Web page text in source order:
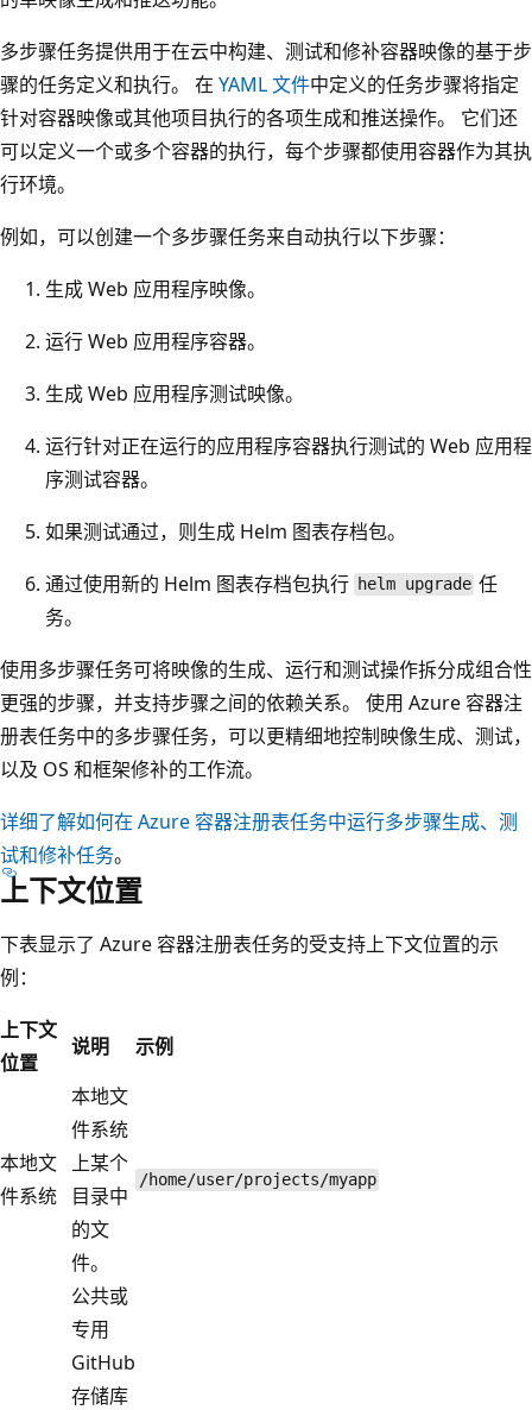
多步骤任务提供用于在云中构建、测试和修补容器映像的基于步
骤的任务定义和执行。 在 YAML 文件中定义的任务步骤将指定
针对容器映像或其他项目执行的各项生成和推送操作。 它们还
可以定义一个或多个容器的执行，每个步骤都使用容器作为其执
行环境。
例如，可以创建一个多步骤任务来自动执行以下步骤：
生成 Web 应用程序映像。
运行 Web 应用程序容器。
生成 Web 应用程序测试映像。
运行针对正在运行的应用程序容器执行测试的 Web 应用程
序测试容器。
如果测试通过，则生成 Helm 图表存档包。
通过使用新的 Helm 图表存档包执行 helm upgrade 任
务。
使用多步骤任务可将映像的生成、运行和测试操作拆分成组合性
更强的步骤，并支持步骤之间的依赖关系。 使用 Azure 容器注
册表任务中的多步骤任务，可以更精细地控制映像生成、测试，
以及 OS 和框架修补的工作流。
详细了解如何在 Azure 容器注册表任务中运行多步骤生成、测
试和修补任务。
上下文位置
下表显示了 Azure 容器注册表任务的受支持上下文位置的示
例：
上下文
位置
说明 示例
本地文
件系统
本地文
件系统
上某个
目录中
的文
件。
/home/user/projects/myapp
公共或
专用
GitHub
存储库